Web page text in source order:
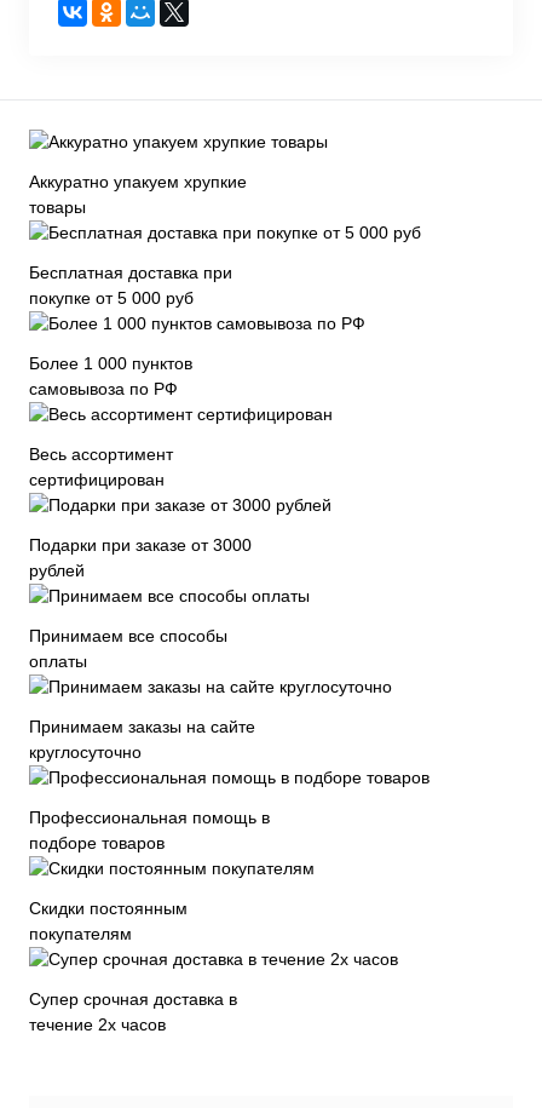
Аккуратно упакуем хрупкие
товары
Бесплатная доставка при
покупке от 5 000 руб
Более 1 000 пунктов
самовывоза по РФ
Весь ассортимент
сертифицирован
Подарки при заказе от 3000
рублей
Принимаем все способы
оплаты
Принимаем заказы на сайте
круглосуточно
Профессиональная помощь в
подборе товаров
Скидки постоянным
покупателям
Супер срочная доставка в
течение 2х часов